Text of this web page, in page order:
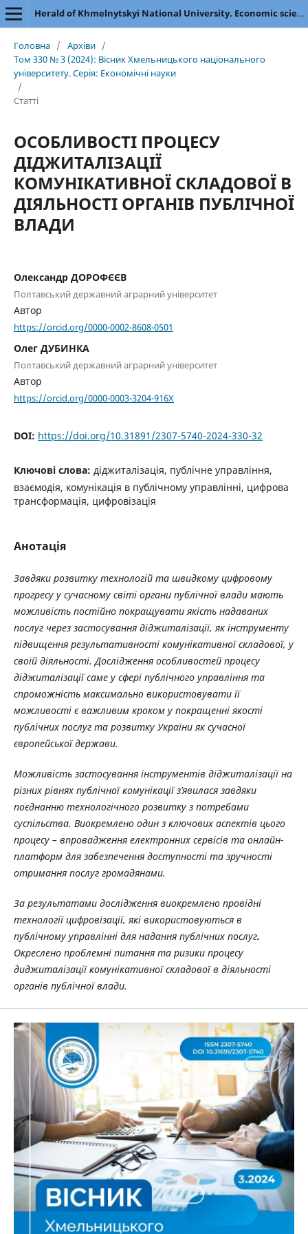
Herald of Khmelnytskyi National University. Economic sciences
Головна / Архіви /
Том 330 № 3 (2024): Вісник Хмельницького національного
університету. Серія: Економічні науки
/
Статті
ОСОБЛИВОСТІ ПРОЦЕСУ
ДІДЖИТАЛІЗАЦІЇ
КОМУНІКАТИВНОЇ СКЛАДОВОЇ В
ДІЯЛЬНОСТІ ОРГАНІВ ПУБЛІЧНОЇ
ВЛАДИ
Олександр ДОРОФЄЄВ
Полтавський державний аграрний університет
Автор
https://orcid.org/0000-0002-8608-0501
Олег ДУБИНКА
Полтавський державний аграрний університет
Автор
https://orcid.org/0000-0003-3204-916X
DOI: https://doi.org/10.31891/2307-5740-2024-330-32
Ключові слова: діджиталізація, публічне управління,
взаємодія, комунікація в публічному управлінні, цифрова
трансформація, цифровізація
Анотація
Завдяки розвитку технологій та швидкому цифровому
прогресу у сучасному світі органи публічної влади мають
можливість постійно покращувати якість надаваних
послуг через застосування діджиталізації, як інструменту
підвищення результативності комунікативної складової, у
своїй діяльності. Дослідження особливостей процесу
діджиталізації саме у сфері публічного управління та
спроможність максимально використовувати її
можливості є важливим кроком у покращенні якості
публічних послуг та розвитку України як сучасної
європейської держави.
Можливість застосування інструментів діджиталізації на
різних рівнях публічної комунікації з’явилася завдяки
поєднанню технологічного розвитку з потребами
суспільства. Виокремлено один з ключових аспектів цього
процесу – впровадження електронних сервісів та онлайн-
платформ для забезпечення доступності та зручності
отримання послуг громадянами.
За результатами дослідження виокремлено провідні
технології цифровізації, які використовуються в
публічному управлінні для надання публічних послуг.
Окреслено проблемні питання та ризики процесу
диджиталізації комунікативної складової в діяльності
органів публічної влади.